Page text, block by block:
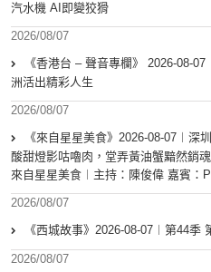
汽水機 AI即變狡猾
2026/08/07
《香港台 – 聲音專欄》 2026-08-
洲活出精彩人生
2026/08/07
《來自星星美食》2026-08-07︱深
酸甜燈影咕嚕肉，堂弄黃油蟹黯然銷
來自星星美食︱主持：陳俊偉 嘉賓：
2026/08/07
《西城故事》2026-08-07︱第44季
2026/08/07